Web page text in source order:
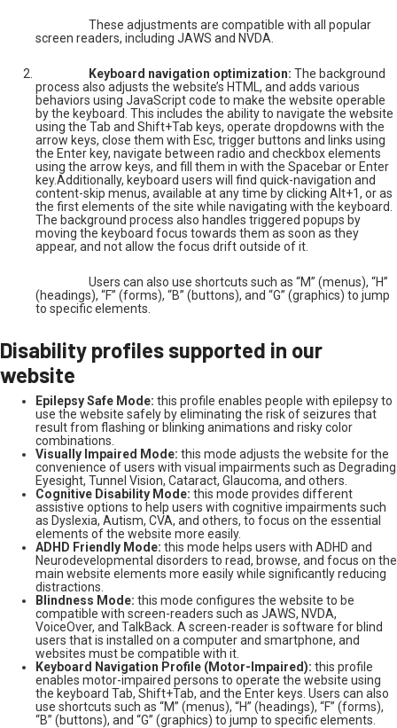
These adjustments are compatible with all popular
screen readers, including JAWS and NVDA.
Keyboard navigation optimization: The background
process also adjusts the website’s HTML, and adds various
behaviors using JavaScript code to make the website operable
by the keyboard. This includes the ability to navigate the website
using the Tab and Shift+Tab keys, operate dropdowns with the
arrow keys, close them with Esc, trigger buttons and links using
the Enter key, navigate between radio and checkbox elements
using the arrow keys, and fill them in with the Spacebar or Enter
key.Additionally, keyboard users will find quick-navigation and
content-skip menus, available at any time by clicking Alt+1, or as
the first elements of the site while navigating with the keyboard.
The background process also handles triggered popups by
moving the keyboard focus towards them as soon as they
appear, and not allow the focus drift outside of it.
Users can also use shortcuts such as “M” (menus), “H”
(headings), “F” (forms), “B” (buttons), and “G” (graphics) to jump
to specific elements.
Disability profiles supported in our
website
Epilepsy Safe Mode: this profile enables people with epilepsy to
use the website safely by eliminating the risk of seizures that
result from flashing or blinking animations and risky color
combinations.
Visually Impaired Mode: this mode adjusts the website for the
convenience of users with visual impairments such as Degrading
Eyesight, Tunnel Vision, Cataract, Glaucoma, and others.
Cognitive Disability Mode: this mode provides different
assistive options to help users with cognitive impairments such
as Dyslexia, Autism, CVA, and others, to focus on the essential
elements of the website more easily.
ADHD Friendly Mode: this mode helps users with ADHD and
Neurodevelopmental disorders to read, browse, and focus on the
main website elements more easily while significantly reducing
distractions.
Blindness Mode: this mode configures the website to be
compatible with screen-readers such as JAWS, NVDA,
VoiceOver, and TalkBack. A screen-reader is software for blind
users that is installed on a computer and smartphone, and
websites must be compatible with it.
Keyboard Navigation Profile (Motor-Impaired): this profile
enables motor-impaired persons to operate the website using
the keyboard Tab, Shift+Tab, and the Enter keys. Users can also
use shortcuts such as “M” (menus), “H” (headings), “F” (forms),
“B” (buttons), and “G” (graphics) to jump to specific elements.